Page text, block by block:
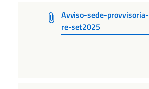
Avviso-sede-
re-set2025